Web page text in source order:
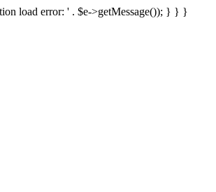
load error: ' . $e->getMessage()); } } }